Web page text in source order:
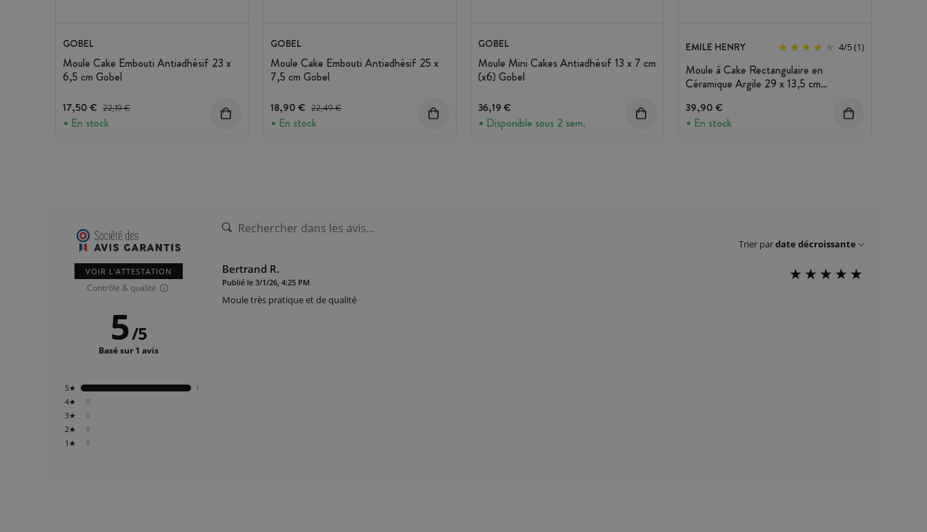
GOBEL
Moule Cake Embouti Antiadhésif 23 x
6,5 cm Gobel
17,50 € Prix avant réduction :
22,19 €
En stock
GOBEL
Moule Cake Embouti Antiadhésif 25 x
7,5 cm Gobel
18,90 € Prix avant réduction :
22,49 €
En stock
GOBEL
Moule Mini Cakes Antiadhésif 13 x 7 cm
(x6) Gobel
36,19 €
Disponible sous 2 sem.
EMILE HENRY 4/5(1)
Moule à Cake Rectangulaire en
Céramique Argile 29 x 13,5 cm
39,90 €
En stock
VOIR L'ATTESTATION
Contrôle & qualité
0
1★
0
2★
0
3★
0
4★
1
5★
5/5
Basé sur 1 avis
Trier pardate décroissante
Bertrand R.
Publié le 3/1/26, 4:25 PM
Moule très pratique et de qualité